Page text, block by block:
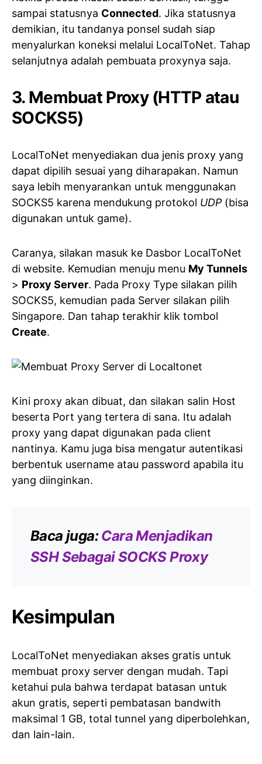
sampai statusnya Connected. Jika statusnya
demikian, itu tandanya ponsel sudah siap
menyalurkan koneksi melalui LocalToNet. Tahap
selanjutnya adalah pembuata proxynya saja.
3. Membuat Proxy (HTTP atau
SOCKS5)
LocalToNet menyediakan dua jenis proxy yang
dapat dipilih sesuai yang diharapakan. Namun
saya lebih menyarankan untuk menggunakan
SOCKS5 karena mendukung protokol UDP(bisa
digunakan untuk game).
Caranya, silakan masuk ke Dasbor LocalToNet
di website. Kemudian menuju menu My Tunnels
> Proxy Server. Pada Proxy Type silakan pilih
SOCKS5, kemudian pada Server silakan pilih
Singapore. Dan tahap terakhir klik tombol
Create.
Kini proxy akan dibuat, dan silakan salin Host
beserta Port yang tertera di sana. Itu adalah
proxy yang dapat digunakan pada client
nantinya. Kamu juga bisa mengatur autentikasi
berbentuk username atau password apabila itu
yang diinginkan.
Baca juga:Cara Menjadikan
SSH Sebagai SOCKS Proxy
Kesimpulan
LocalToNet menyediakan akses gratis untuk
membuat proxy server dengan mudah. Tapi
ketahui pula bahwa terdapat batasan untuk
akun gratis, seperti pembatasan bandwith
maksimal 1 GB, total tunnel yang diperbolehkan,
dan lain-lain.